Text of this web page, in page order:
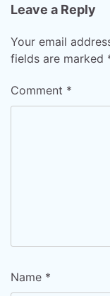
Leave a Reply
Your email
fields are marked
Comment *
Name *